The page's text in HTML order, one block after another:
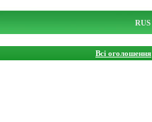
RUS
Всі оголошення